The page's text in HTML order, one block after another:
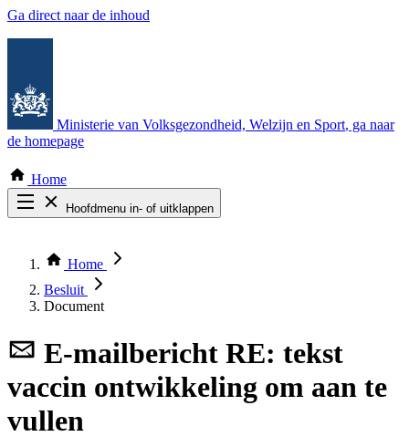
Ga direct naar de inhoud
Ministerie van Volksgezondheid, Welzijn en Sport, ga naar
de homepage
Home
Hoofdmenu in- of uitklappen
Thema COVID-19
Bekijk per bestuursorgaan
Home
Besluit
Document
E-mailbericht RE: tekst
vaccin ontwikkeling om aan te
vullen